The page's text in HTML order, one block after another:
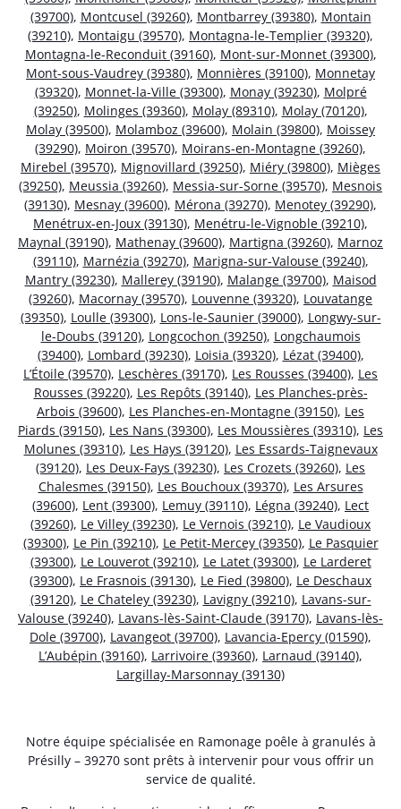
(39700), Montcusel (39260), Montbarrey (39380), Montain
(39210), Montaigu (39570), Montagna-le-Templier (39320),
Montagna-le-Reconduit (39160), Mont-sur-Monnet (39300),
Mont-sous-Vaudrey (39380), Monnières (39100), Monnetay
(39320), Monnet-la-Ville (39300), Monay (39230), Molpré
(39250), Molinges (39360), Molay (89310), Molay (70120),
Molay (39500), Molamboz (39600), Molain (39800), Moissey
(39290), Moiron (39570), Moirans-en-Montagne (39260),
Mirebel (39570), Mignovillard (39250), Miéry (39800), Mièges
(39250), Meussia (39260), Messia-sur-Sorne (39570), Mesnois
(39130), Mesnay (39600), Mérona (39270), Menotey (39290),
Menétrux-en-Joux (39130), Menétru-le-Vignoble (39210),
Maynal (39190), Mathenay (39600), Martigna (39260), Marnoz
(39110), Marnézia (39270), Marigna-sur-Valouse (39240),
Mantry (39230), Mallerey (39190), Malange (39700), Maisod
(39260), Macornay (39570), Louvenne (39320), Louvatange
(39350), Loulle (39300), Lons-le-Saunier (39000), Longwy-sur-
le-Doubs (39120), Longcochon (39250), Longchaumois
(39400), Lombard (39230), Loisia (39320), Lézat (39400),
L’Étoile (39570), Leschères (39170), Les Rousses (39400), Les
Rousses (39220), Les Repôts (39140), Les Planches-près-
Arbois (39600), Les Planches-en-Montagne (39150), Les
Piards (39150), Les Nans (39300), Les Moussières (39310), Les
Molunes (39310), Les Hays (39120), Les Essards-Taignevaux
(39120), Les Deux-Fays (39230), Les Crozets (39260), Les
Chalesmes (39150), Les Bouchoux (39370), Les Arsures
(39600), Lent (39300), Lemuy (39110), Légna (39240), Lect
(39260), Le Villey (39230), Le Vernois (39210), Le Vaudioux
(39300), Le Pin (39210), Le Petit-Mercey (39350), Le Pasquier
(39300), Le Louverot (39210), Le Latet (39300), Le Larderet
(39300), Le Frasnois (39130), Le Fied (39800), Le Deschaux
(39120), Le Chateley (39230), Lavigny (39210), Lavans-sur-
Valouse (39240), Lavans-lès-Saint-Claude (39170), Lavans-lès-
Dole (39700), Lavangeot (39700), Lavancia-Epercy (01590),
L’Aubépin (39160), Larrivoire (39360), Larnaud (39140),
Largillay-Marsonnay (39130)
Notre équipe spécialisée en Ramonage poêle à granulés à
Présilly – 39270 sont prêts à intervenir pour vous offrir un
service de qualité.